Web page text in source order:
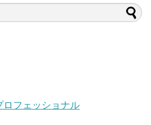
ロフェッショナル